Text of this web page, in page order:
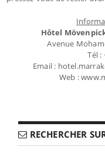
Hôtel
Avenue
Tél :
Email :
Web :
RECHERCHER